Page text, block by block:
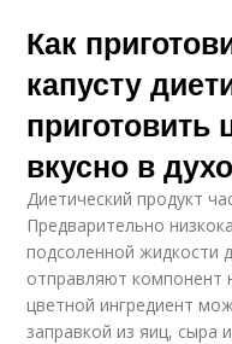
Как
капусту
приготовить
вкусно в
Диетический продукт
Предварительно
подсоленной жидкости
отправляют компонент
цветной ингредиент
заправкой из яиц, сыра